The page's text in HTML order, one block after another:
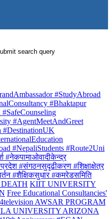
#StudyAbroad
#Bhaktapur
#AgentMeetAndGreet
#DestinationUK
#NepaliStudents #Route2Uni
#नेकपामाओवादीकेन्द्र
#संगठनसुदृढीकरण #शिक्षाक्षेत्र
#शैक्षिकसुधार #कमरेडसमिति
KIIT UNIVERSITY
Free Educational Consultancies'
AWSAR PROGRAM
UNIVERSITY ARIZONA